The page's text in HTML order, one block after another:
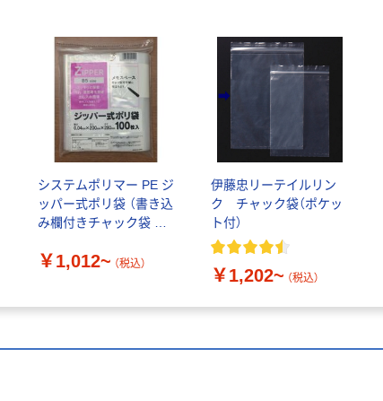
システムポリマー PE ジ
ッパー式ポリ袋 （書き込
み欄付きチャック袋 メ
￥1,012~ （税込）
伊藤忠リーテイルリン
ク チャック袋（ポケッ
ト付）
￥1,202~ （税込）